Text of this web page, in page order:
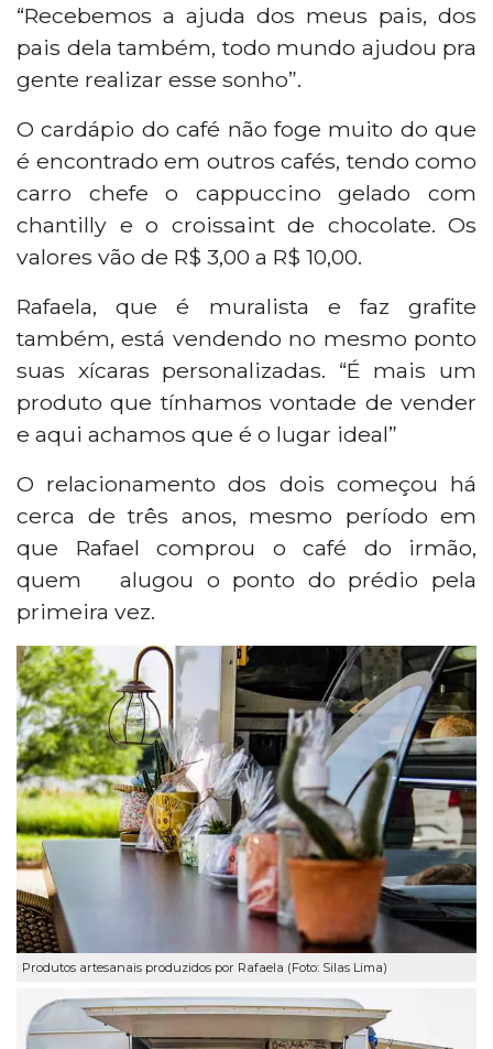
“Recebemos a ajuda dos meus pais, dos
pais dela também, todo mundo ajudou pra
gente realizar esse sonho”.
O cardápio do café não foge muito do que
é encontrado em outros cafés, tendo como
carro chefe o cappuccino gelado com
chantilly e o croissaint de chocolate. Os
valores vão de R$ 3,00 a R$ 10,00.
Rafaela, que é muralista e faz grafite
também, está vendendo no mesmo ponto
suas xícaras personalizadas. “É mais um
produto que tínhamos vontade de vender
e aqui achamos que é o lugar ideal”
O relacionamento dos dois começou há
cerca de três anos, mesmo período em
que Rafael comprou o café do irmão,
quem alugou o ponto do prédio pela
primeira vez.
Produtos artesanais produzidos por Rafaela (Foto: Silas Lima)